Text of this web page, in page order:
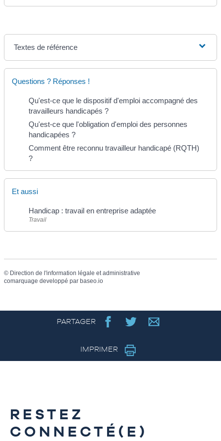
Textes de référence
Questions ? Réponses !
Qu'est-ce que le dispositif d'emploi accompagné des
travailleurs handicapés ?
Qu'est-ce que l'obligation d'emploi des personnes
handicapées ?
Comment être reconnu travailleur handicapé (RQTH)
?
Et aussi
Handicap : travail en entreprise adaptée
Travail
© Direction de l'information légale et administrative
comarquage developpé par baseo.io
PARTAGER
IMPRIMER
RESTEZ
CONNECTÉ(E)